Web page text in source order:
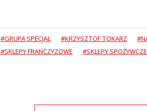
#GRUPA SPECJAŁ #KRZYSZTOF TOKARZ
#SKLEPY FRANCZYZOWE
#SKLEPY SPOŻYWCZE